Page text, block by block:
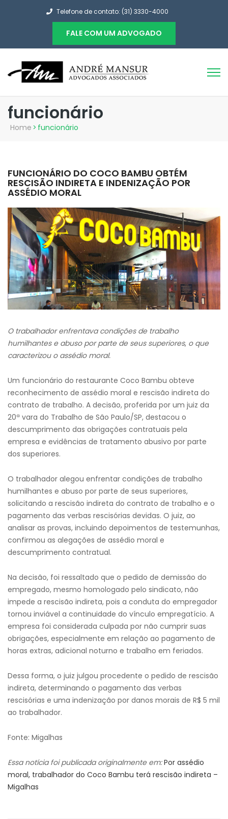
Telefone de contato: (31) 3330-4000
FALE COM UM ADVOGADO
funcionário
Home > funcionário
FUNCIONÁRIO DO COCO BAMBU OBTÉM
RESCISÃO INDIRETA E INDENIZAÇÃO POR
ASSÉDIO MORAL
O trabalhador enfrentava condições de trabalho
humilhantes e abuso por parte de seus superiores, o que
caracterizou o assédio moral.
Um funcionário do restaurante Coco Bambu obteve
reconhecimento de assédio moral e rescisão indireta do
contrato de trabalho. A decisão, proferida por um juiz da
20ª vara do Trabalho de São Paulo/SP, destacou o
descumprimento das obrigações contratuais pela
empresa e evidências de tratamento abusivo por parte
dos superiores.
O trabalhador alegou enfrentar condições de trabalho
humilhantes e abuso por parte de seus superiores,
solicitando a rescisão indireta do contrato de trabalho e o
pagamento das verbas rescisórias devidas. O juiz, ao
analisar as provas, incluindo depoimentos de testemunhas,
confirmou as alegações de assédio moral e
descumprimento contratual.
Na decisão, foi ressaltado que o pedido de demissão do
empregado, mesmo homologado pelo sindicato, não
impede a rescisão indireta, pois a conduta do empregador
tornou inviável a continuidade do vínculo empregatício. A
empresa foi considerada culpada por não cumprir suas
obrigações, especialmente em relação ao pagamento de
horas extras, adicional noturno e trabalho em feriados.
Dessa forma, o juiz julgou procedente o pedido de rescisão
indireta, determinando o pagamento das verbas
rescisórias e uma indenização por danos morais de R$ 5 mil
ao trabalhador.
Fonte: Migalhas
Essa notícia foi publicada originalmente em: Por assédio
moral, trabalhador do Coco Bambu terá rescisão indireta –
Migalhas